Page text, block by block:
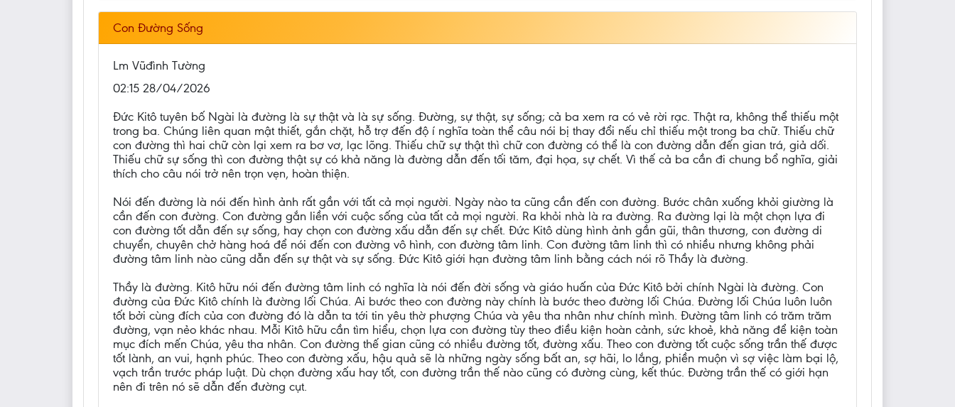
Con Đường Sống
Lm Vũđình Tường
02:15 28/04/2026
Đức Kitô tuyên bố Ngài là đường là sự thật và là sự sống. Đường, sự thật, sự sống; cả ba xem ra có vẻ rời rạc. Thật ra, không thể thiếu một
trong ba. Chúng liên quan mật thiết, gắn chặt, hỗ trợ đến độ í nghĩa toàn thể câu nói bị thay đổi nếu chỉ thiếu một trong ba chữ. Thiếu chữ
con đường thì hai chữ còn lại xem ra bơ vơ, lạc lõng. Thiếu chữ sự thật thì chữ con đường có thể là con đường dẫn đến gian trá, giả dối.
Thiếu chữ sự sống thì con đường thật sự có khả năng là đường dẫn đến tối tăm, đại họa, sự chết. Vì thế cả ba cần đi chung bổ nghĩa, giải
thích cho câu nói trở nên trọn vẹn, hoàn thiện.
Nói đến đường là nói đến hình ảnh rất gần với tất cả mọi người. Ngày nào ta cũng cần đến con đường. Bước chân xuống khỏi giường là
cần đến con đường. Con đường gắn liền với cuộc sống của tất cả mọi người. Ra khỏi nhà là ra đường. Ra đường lại là một chọn lựa đi
con đường tốt dẫn đến sự sống, hay chọn con đường xấu dẫn đến sự chết. Đức Kitô dùng hình ảnh gần gũi, thân thương, con đường di
chuyển, chuyên chở hàng hoá để nói đến con đường vô hình, con đường tâm linh. Con đường tâm linh thì có nhiều nhưng không phải
đường tâm linh nào cũng dẫn đến sự thật và sự sống. Đức Kitô giới hạn đường tâm linh bằng cách nói rõ Thầy là đường.
Thầy là đường. Kitô hữu nói đến đường tâm linh có nghĩa là nói đến đời sống và giáo huấn của Đức Kitô bởi chính Ngài là đường. Con
đường của Đức Kitô chính là đường lối Chúa. Ai bước theo con đường này chính là bước theo đường lối Chúa. Đường lối Chúa luôn luôn
tốt bởi cùng đích của con đường đó là dẫn ta tới tin yêu thờ phượng Chúa và yêu tha nhân như chính mình. Đường tâm linh có trăm trăm
đường, vạn nẻo khác nhau. Mỗi Kitô hữu cần tìm hiểu, chọn lựa con đường tùy theo điều kiện hoàn cảnh, sức khoẻ, khả năng để kiện toàn
mục đích mến Chúa, yêu tha nhân. Con đường thế gian cũng có nhiều đường tốt, đường xấu. Theo con đường tốt cuộc sống trần thế được
tốt lành, an vui, hạnh phúc. Theo con đường xấu, hậu quả sẽ là những ngày sống bất an, sợ hãi, lo lắng, phiền muộn vì sợ việc làm bại lộ,
vạch trần trước pháp luật. Dù chọn đường xấu hay tốt, con đường trần thế nào cũng có đường cùng, kết thúc. Đường trần thế có giới hạn
nên đi trên nó sẽ dẫn đến đường cụt.